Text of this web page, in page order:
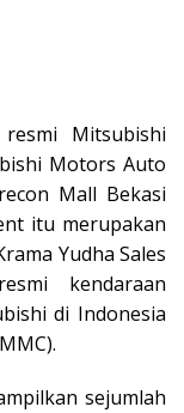
resmi Mitsubishi
Motors Auto
Mall Bekasi
itu merupakan
Yudha Sales
kendaraan
di Indonesia
sejumlah